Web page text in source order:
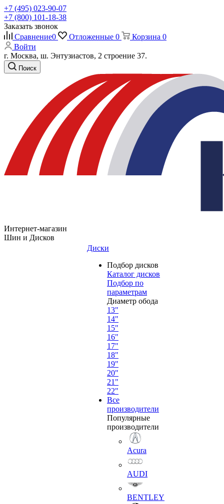
+7 (495) 023-90-07
+7 (800) 101-18-38
Заказать звонок
Сравнение0 Отложенные 0 Корзина 0
Войти
г. Москва, ш. Энтузиастов, 2 строение 37.
Поиск
Интернет-магазин
Шин и Дисков
Диски
Подбор дисков
Каталог дисков
Подбор по
параметрам
Диаметр обода
13"
14"
15"
16"
17"
18"
19"
20"
21"
22"
Все
производители
Популярные
производители
Acura
AUDI
BENTLEY